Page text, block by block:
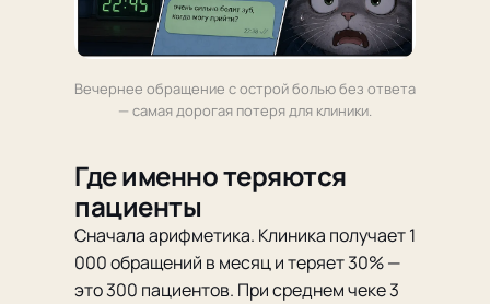
Вечернее обращение с острой болью без ответа
— самая дорогая потеря для клиники.
Где именно теряются
пациенты
Сначала арифметика. Клиника получает 1
000 обращений в месяц и теряет 30% —
это 300 пациентов. При среднем чеке 3